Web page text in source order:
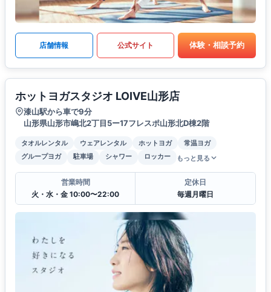
店舗情報 公式サイト 体験・相談予約
ホットヨガスタジオ LOIVE山形店
漆山駅から車で9分
山形県山形市嶋北2丁目5ー17フレスポ山形北D棟2階
タオルレンタル ウェアレンタル ホットヨガ
常温ヨガ
グループヨガ
駐車場 シャワー ロッカー もっと見る
営業時間
火・水・金 10:00〜22:00
定休日
毎週月曜日